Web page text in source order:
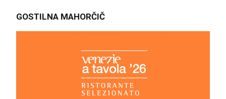
GOSTILNA MAHORČIČ